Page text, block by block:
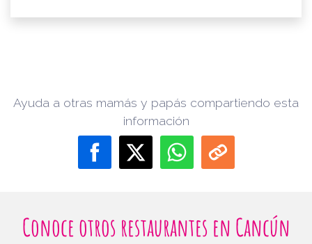
Ayuda a otras mamás y papás compartiendo esta
información
Conoce otros restaurantes en Cancún